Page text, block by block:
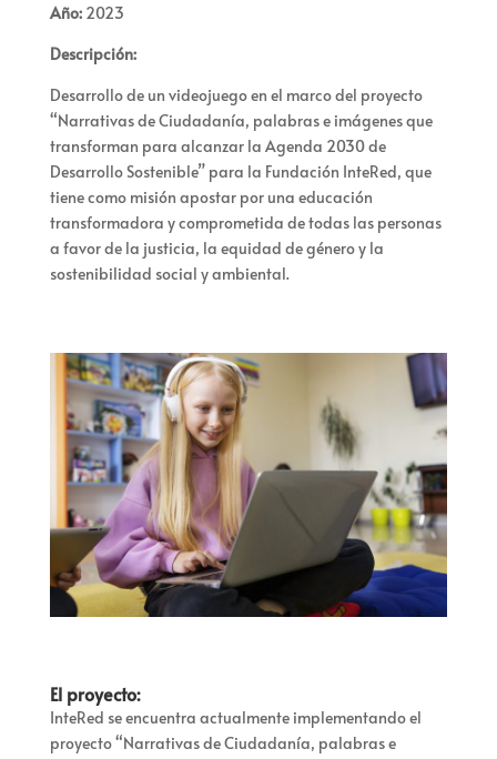
Año:2023
Descripción:
Desarrollo de un videojuego en el marco del proyecto
“Narrativas de Ciudadanía, palabras e imágenes que
transforman para alcanzar la Agenda 2030 de
Desarrollo Sostenible” para la Fundación InteRed, que
tiene como misión apostar por una educación
transformadora y comprometida de todas las personas
a favor de la justicia, la equidad de género y la
sostenibilidad social y ambiental.
El proyecto:
InteRed se encuentra actualmente implementando el
proyecto “Narrativas de Ciudadanía, palabras e